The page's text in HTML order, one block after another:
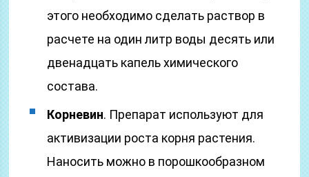
этого необходимо сделать раствор в
расчете на один литр воды десять или
двенадцать капель химического
состава.
Корневин. Препарат используют для
активизации роста корня растения.
Наносить можно в порошкообразном